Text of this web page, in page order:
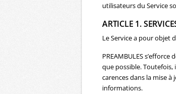
utilisateurs du Service
ARTICLE 1.
Le Service a pour objet
PREAMBULES
que possible.
carences dans la mise
informations.